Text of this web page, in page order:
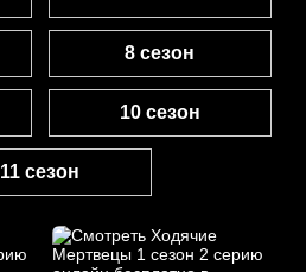
8 сезон
10 сезон
11 сезон